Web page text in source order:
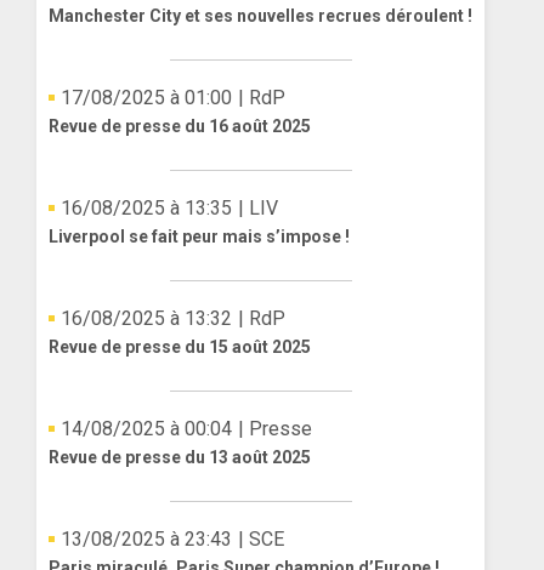
Manchester City et ses nouvelles recrues déroulent !
17/08/2025 à 01:00 | RdP
Revue de presse du 16 août 2025
16/08/2025 à 13:35 | LIV
Liverpool se fait peur mais s’impose !
16/08/2025 à 13:32 | RdP
Revue de presse du 15 août 2025
14/08/2025 à 00:04 | Presse
Revue de presse du 13 août 2025
13/08/2025 à 23:43 | SCE